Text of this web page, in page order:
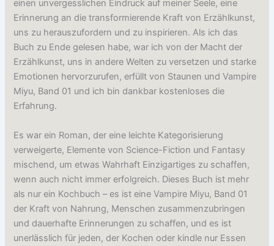
einen unvergesslichen Eindruck auf meiner Seele, eine
Erinnerung an die transformierende Kraft von Erzählkunst,
uns zu herauszufordern und zu inspirieren. Als ich das
Buch zu Ende gelesen habe, war ich von der Macht der
Erzählkunst, uns in andere Welten zu versetzen und starke
Emotionen hervorzurufen, erfüllt von Staunen und Vampire
Miyu, Band 01 und ich bin dankbar kostenloses die
Erfahrung.
Es war ein Roman, der eine leichte Kategorisierung
verweigerte, Elemente von Science-Fiction und Fantasy
mischend, um etwas Wahrhaft Einzigartiges zu schaffen,
wenn auch nicht immer erfolgreich. Dieses Buch ist mehr
als nur ein Kochbuch – es ist eine Vampire Miyu, Band 01
der Kraft von Nahrung, Menschen zusammenzubringen
und dauerhafte Erinnerungen zu schaffen, und es ist
unerlässlich für jeden, der Kochen oder kindle nur Essen